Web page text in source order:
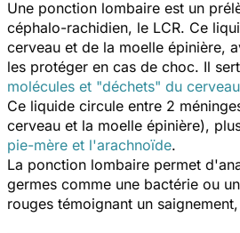
Une ponction lombaire est un
céphalo-rachidien, le LCR. Ce
cerveau et de la moelle épinière,
les protéger en cas de choc. Il
molécules et "déchets" du cerveau
Ce liquide circule entre 2
cerveau et la moelle épinière),
pie-mère et l'arachnoïde.
La ponction lombaire permet
germes comme une bactérie ou
rouges témoignant un